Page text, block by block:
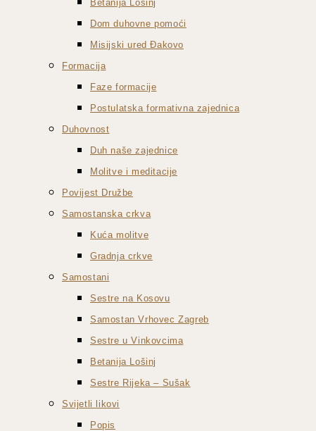
Betanija Lošinj
Dom duhovne pomoći
Misijski ured Đakovo
Formacija
Faze formacije
Postulatska formativna zajednica
Duhovnost
Duh naše zajednice
Molitve i meditacije
Povijest Družbe
Samostanska crkva
Kuća molitve
Gradnja crkve
Samostani
Sestre na Kosovu
Samostan Vrhovec Zagreb
Sestre u Vinkovcima
Betanija Lošinj
Sestre Rijeka – Sušak
Svijetli likovi
Popis